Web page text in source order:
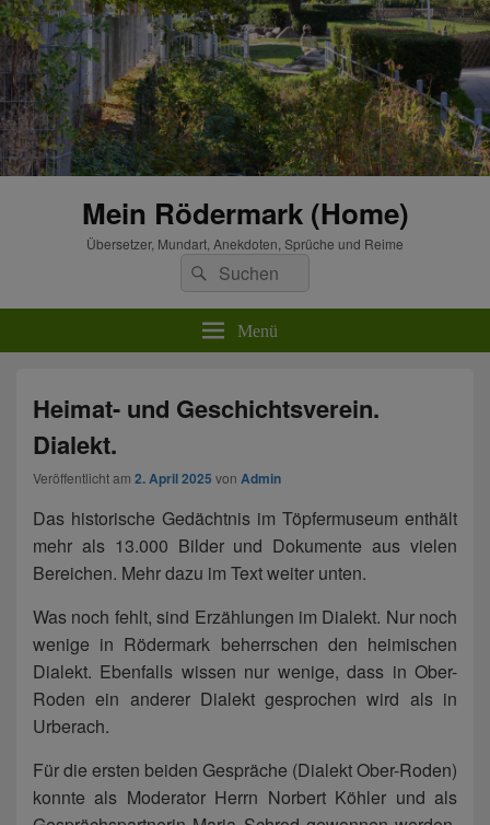
Mein Rödermark (Home)
Übersetzer, Mundart, Anekdoten, Sprüche und Reime
Suchen
nach:
Suchen
Menü
Heimat- und Geschichtsverein.
Dialekt.
Veröffentlicht am 2. April 2025 von Admin
Das historische Gedächtnis im Töpfermuseum enthält
mehr als 13.000 Bilder und Dokumente aus vielen
Bereichen. Mehr dazu im Text weiter unten.
Was noch fehlt, sind Erzählungen im Dialekt. Nur noch
wenige in Rödermark beherrschen den heimischen
Dialekt. Ebenfalls wissen nur wenige, dass in Ober-
Roden ein anderer Dialekt gesprochen wird als in
Urberach.
Für die ersten beiden Gespräche (Dialekt Ober-Roden)
konnte als Moderator Herrn Norbert Köhler und als